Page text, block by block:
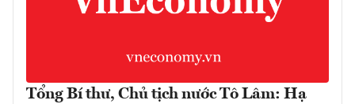
Tổng Bí thư, Chủ tịch nước Tô Lâm: Hạ